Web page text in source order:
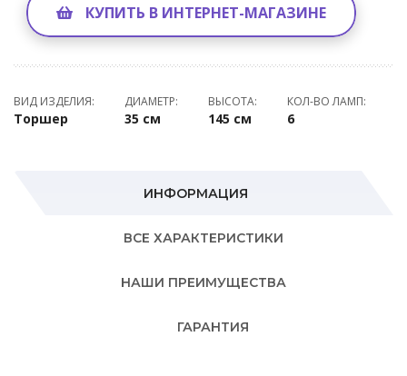
КУПИТЬ В ИНТЕРНЕТ-МАГАЗИНЕ
ВИД ИЗДЕЛИЯ:
Торшер
ДИАМЕТР:
35 см
ВЫСОТА:
145 см
КОЛ-ВО ЛАМП:
6
ИНФОРМАЦИЯ
ВСЕ ХАРАКТЕРИСТИКИ
НАШИ ПРЕИМУЩЕСТВА
ГАРАНТИЯ